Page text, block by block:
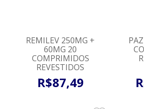
REMILEV 250MG +
60MG 20
COMPRIMIDOS
REVESTIDOS
R$87,49